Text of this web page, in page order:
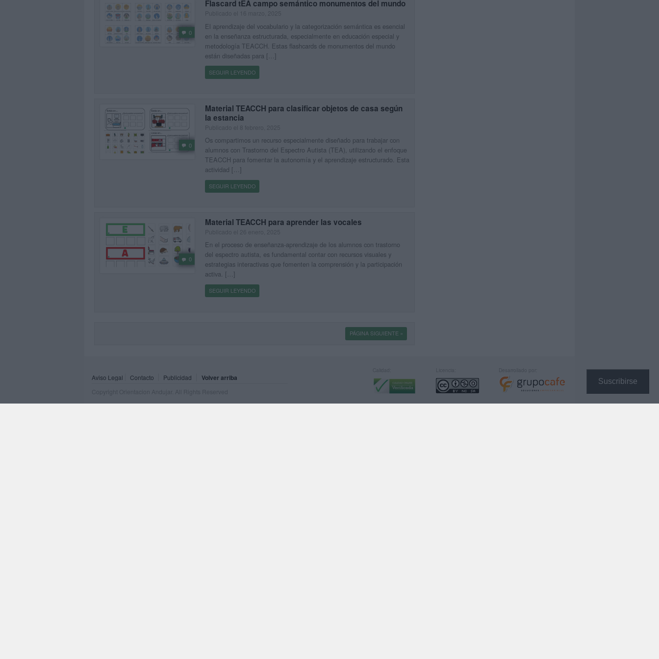
Suscribirse
0
Flascard tEA campo semántico monumentos del mundo
El aprendizaje del vocabulario y la categorización semántica es esencial
en la enseñanza estructurada, especialmente en educación especial y
metodología TEACCH. Estas flashcards de monumentos del mundo
están diseñadas para […]
SEGUIR LEYENDO
0
Material TEACCH para clasificar objetos de casa según
la estancia
Os compartimos un recurso especialmente diseñado para trabajar con
alumnos con Trastorno del Espectro Autista (TEA), utilizando el enfoque
TEACCH para fomentar la autonomía y el aprendizaje estructurado. Esta
actividad […]
SEGUIR LEYENDO
0
Material TEACCH para aprender las vocales
En el proceso de enseñanza-aprendizaje de los alumnos con trastorno
del espectro autista, es fundamental contar con recursos visuales y
estrategias interactivas que fomenten la comprensión y la participación
activa. […]
SEGUIR LEYENDO
PÁGINA SIGUIENTE »
Aviso Legal Contacto Publicidad Volver arriba